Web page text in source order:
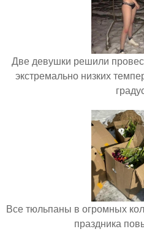
Две девушки решили
экстремально низких
Все тюльпаны в огромных
праздника